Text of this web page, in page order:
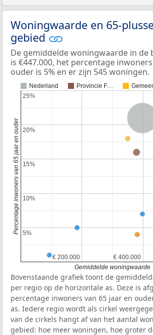
Woningwaarde en 65-
gebied
De gemiddelde woningwaarde in de
is €447.000, het percentage
ouder is 5% en er zijn 545 woningen.
Nederland Provincie F…
€ 200.000
€ 200.000 € 400.000
€ 400.000
5%
5%
10%
10%
15%
15%
20%
20%
25%
25%
Gemiddelde woningwaarde
Percentage inwoners van 65 jaar en ouder
Bovenstaande grafiek toont de
per regio op de horizontale as. Deze is
percentage inwoners van 65 jaar en
as. Iedere regio wordt als cirkel
van de cirkels hangt af van het aantal
gebied: hoe meer woningen, hoe groter